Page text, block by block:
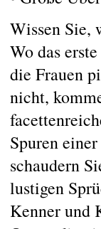
Wissen Sie,
Wo das
die Frauen
nicht,
Spuren
schaudern
lustigen
Kenner und